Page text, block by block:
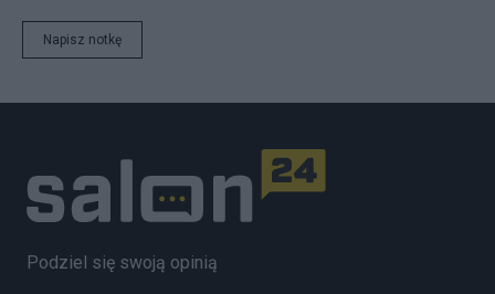
Napisz notkę
Podziel się swoją opinią